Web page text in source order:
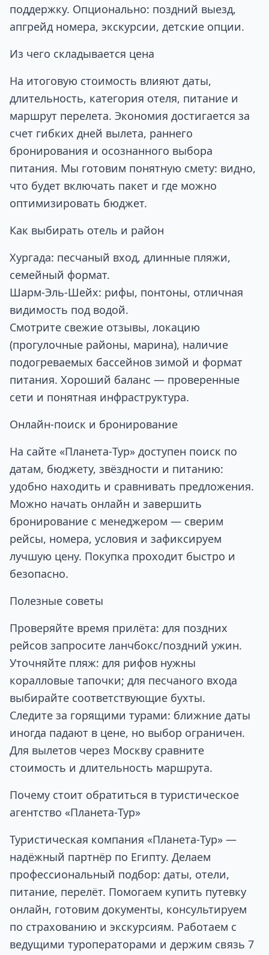
поддержку. Опционально: поздний выезд,
апгрейд номера, экскурсии, детские опции.
Из чего складывается цена
На итоговую стоимость влияют даты,
длительность, категория отеля, питание и
маршрут перелета. Экономия достигается за
счет гибких дней вылета, раннего
бронирования и осознанного выбора
питания. Мы готовим понятную смету: видно,
что будет включать пакет и где можно
оптимизировать бюджет.
Как выбирать отель и район
Хургада: песчаный вход, длинные пляжи,
семейный формат.
Шарм‑Эль‑Шейх: рифы, понтоны, отличная
видимость под водой.
Смотрите свежие отзывы, локацию
(прогулочные районы, марина), наличие
подогреваемых бассейнов зимой и формат
питания. Хороший баланс — проверенные
сети и понятная инфраструктура.
Онлайн‑поиск и бронирование
На сайте «Планета‑Тур» доступен поиск по
датам, бюджету, звёздности и питанию:
удобно находить и сравнивать предложения.
Можно начать онлайн и завершить
бронирование с менеджером — сверим
рейсы, номера, условия и зафиксируем
лучшую цену. Покупка проходит быстро и
безопасно.
Полезные советы
Проверяйте время прилёта: для поздних
рейсов запросите ланчбокс/поздний ужин.
Уточняйте пляж: для рифов нужны
коралловые тапочки; для песчаного входа
выбирайте соответствующие бухты.
Следите за горящими турами: ближние даты
иногда падают в цене, но выбор ограничен.
Для вылетов через Москву сравните
стоимость и длительность маршрута.
Почему стоит обратиться в туристическое
агентство «Планета‑Тур»
Туристическая компания «Планета‑Тур» —
надёжный партнёр по Египту. Делаем
профессиональный подбор: даты, отели,
питание, перелёт. Помогаем купить путевку
онлайн, готовим документы, консультируем
по страхованию и экскурсиям. Работаем с
ведущими туроператорами и держим связь 7